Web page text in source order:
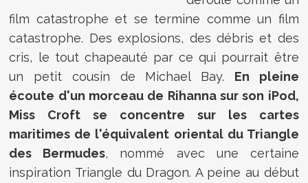
film catastrophe et se termine comme un film
catastrophe. Des explosions, des débris et des
cris, le tout chapeauté par ce qui pourrait être
un petit cousin de Michael Bay. En pleine
écoute d'un morceau de Rihanna sur son iPod,
Miss Croft se concentre sur les cartes
maritimes de l'équivalent oriental du Triangle
des Bermudes, nommé avec une certaine
inspiration Triangle du Dragon. A peine au début